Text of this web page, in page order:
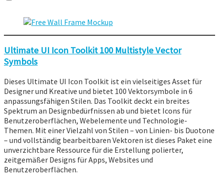
Ultimate UI Icon Toolkit 100 Multistyle Vector
Symbols
Dieses Ultimate UI Icon Toolkit ist ein vielseitiges Asset für
Designer und Kreative und bietet 100 Vektorsymbole in 6
anpassungsfähigen Stilen. Das Toolkit deckt ein breites
Spektrum an Designbedürfnissen ab und bietet Icons für
Benutzeroberflächen, Webelemente und Technologie-
Themen. Mit einer Vielzahl von Stilen – von Linien- bis Duotone
– und vollständig bearbeitbaren Vektoren ist dieses Paket eine
unverzichtbare Ressource für die Erstellung polierter,
zeitgemäßer Designs für Apps, Websites und
Benutzeroberflächen.